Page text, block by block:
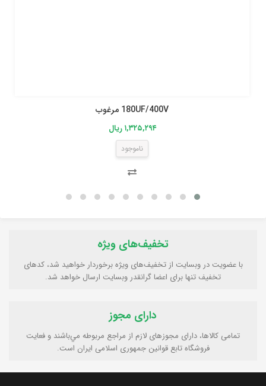
180UF/400V مرغوب
۱,۳۲۵,۲۹۴ ریال
ناموجود
تخفیف‌های ویژه
با عضویت در وبسایت از تخفیف‌های ویژه برخوردار خواهید شد، کدهای
تخفیف تنها برای اعضا گرانقدر وبسایت ارسال خواهد شد.
دارای مجوز
تمامی كالاها، دارای مجوزهای لازم از مراجع مربوطه مي‌باشند و فعایت
فروشگاه تابع قوانين جمهوری اسلامی ايران است.